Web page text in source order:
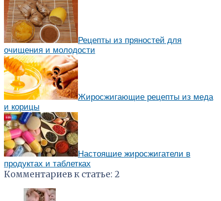
Рецепты из пряностей для
очищения и молодости
Жиросжигающие рецепты из меда
и корицы
Настоящие жиросжигатели в
продуктах и таблетках
Комментариев к статье: 2